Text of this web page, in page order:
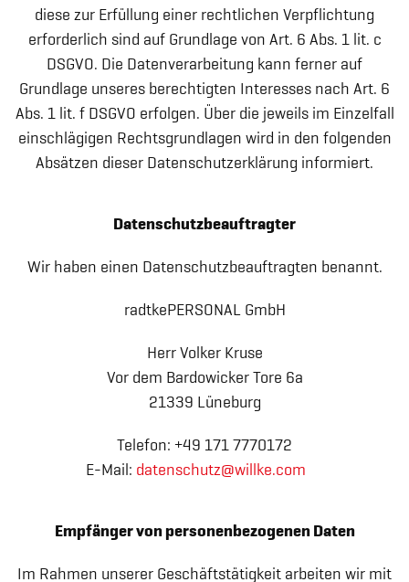
diese zur Erfüllung einer rechtlichen Verpflichtung
erforderlich sind auf Grundlage von Art. 6 Abs. 1 lit. c
DSGVO. Die Datenverarbeitung kann ferner auf
Grundlage unseres berechtigten Interesses nach Art. 6
Abs. 1 lit. f DSGVO erfolgen. Über die jeweils im Einzelfall
einschlägigen Rechtsgrundlagen wird in den folgenden
Absätzen dieser Datenschutzerklärung informiert.
Datenschutzbeauftragter
Wir haben einen Datenschutzbeauftragten benannt.
radtkePERSONAL GmbH
Herr Volker Kruse
Vor dem Bardowicker Tore 6a
21339 Lüneburg
Telefon: +49 171 7770172
E-Mail: datenschutz@willke.com
Empfänger von personenbezogenen Daten
Im Rahmen unserer Geschäftstätigkeit arbeiten wir mit